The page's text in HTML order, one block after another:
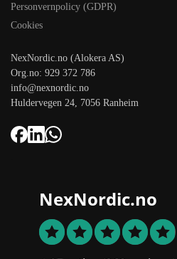
Personvernpolicy (GDPR)
Cookies
NexNordic.no (Alokera AS)
Org.no: 929 372 786
info@nexnordic.no
Huldervegen 24, 7056 Ranheim
NexNordic.no